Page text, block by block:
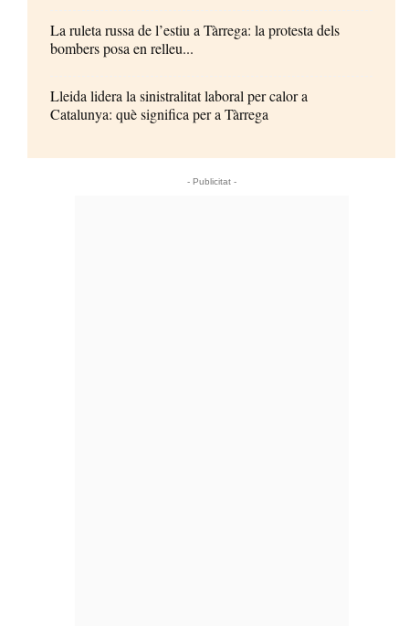
La ruleta russa de l’estiu a Tàrrega: la protesta dels
bombers posa en relleu...
Lleida lidera la sinistralitat laboral per calor a
Catalunya: què significa per a Tàrrega
- Publicitat -